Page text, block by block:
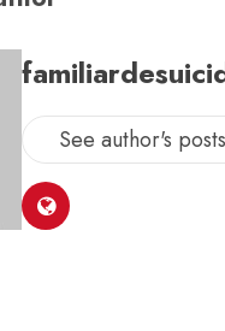
See author's posts